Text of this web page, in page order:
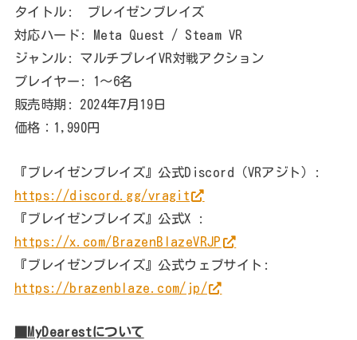
タイトル: ブレイゼンブレイズ
対応ハード: Meta Quest / Steam VR
ジャンル: マルチプレイVR対戦アクション
プレイヤー: 1〜6名
販売時期: 2024年7月19日
価格：1,990円
『ブレイゼンブレイズ』公式Discord（VRアジト）:
https://discord.gg/vragit
『ブレイゼンブレイズ』公式X :
https://x.com/BrazenBlazeVRJP
『ブレイゼンブレイズ』公式ウェブサイト:
https://brazenblaze.com/jp/
■MyDearestについて